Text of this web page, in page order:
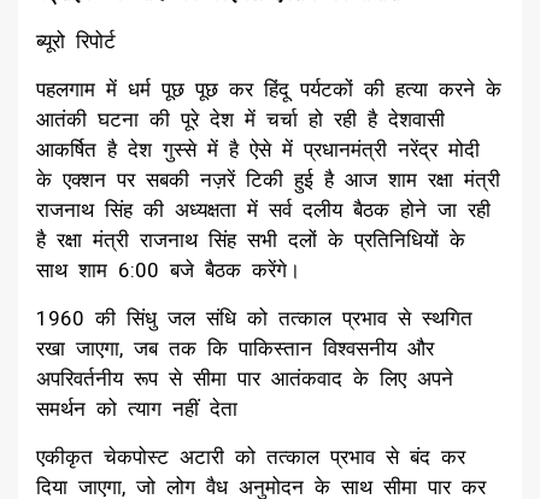
ब्यूरो रिपोर्ट
पहलगाम में धर्म पूछ पूछ कर हिंदू पर्यटकों की हत्या करने के
आतंकी घटना की पूरे देश में चर्चा हो रही है देशवासी
आकर्षित है देश गुस्से में है ऐसे में प्रधानमंत्री नरेंद्र मोदी
के एक्शन पर सबकी नज़रें टिकी हुई है आज शाम रक्षा मंत्री
राजनाथ सिंह की अध्यक्षता में सर्व दलीय बैठक होने जा रही
है रक्षा मंत्री राजनाथ सिंह सभी दलों के प्रतिनिधियों के
साथ शाम 6:00 बजे बैठक करेंगे।
1960 की सिंधु जल संधि को तत्काल प्रभाव से स्थगित
रखा जाएगा, जब तक कि पाकिस्तान विश्वसनीय और
अपरिवर्तनीय रूप से सीमा पार आतंकवाद के लिए अपने
समर्थन को त्याग नहीं देता
एकीकृत चेकपोस्ट अटारी को तत्काल प्रभाव से बंद कर
दिया जाएगा, जो लोग वैध अनुमोदन के साथ सीमा पार कर